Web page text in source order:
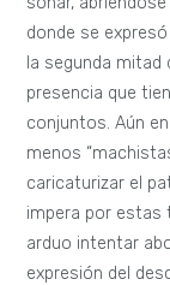
donde se
la segunda mitad
presencia que
conjuntos. Aún
menos
caricaturizar el
impera por estas
arduo intentar
expresión del